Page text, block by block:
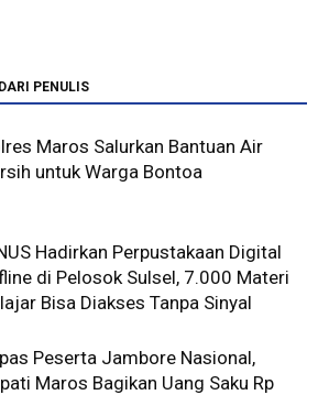
DARI PENULIS
Maros Salurkan Bantuan Air
untuk Warga Bontoa
Hadirkan Perpustakaan Digital
di Pelosok Sulsel, 7.000 Materi
Bisa Diakses Tanpa Sinyal
Peserta Jambore Nasional,
Maros Bagikan Uang Saku Rp